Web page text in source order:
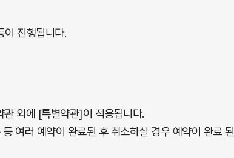
이 진행됩니다.
외에 [특별약관]이 적용됩니다.
여러 예약이 완료된 후 취소하실 경우 예약이 완료 된